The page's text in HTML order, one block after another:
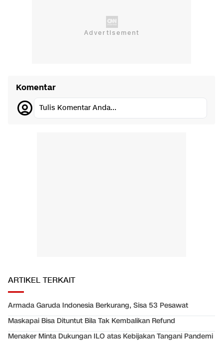
Komentar
Tulis Komentar Anda...
ARTIKEL TERKAIT
Armada Garuda Indonesia Berkurang, Sisa 53 Pesawat
Maskapai Bisa Dituntut Bila Tak Kembalikan Refund
Menaker Minta Dukungan ILO atas Kebijakan Tangani Pandemi